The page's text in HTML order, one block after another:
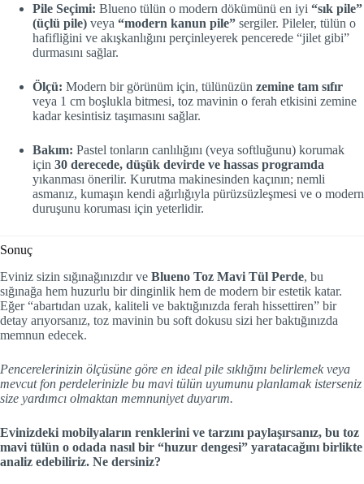
Pile Seçimi: Blueno tülün o modern dökümünü en iyi “sık pile”
(üçlü pile) veya “modern kanun pile” sergiler. Pileler, tülün o
hafifliğini ve akışkanlığını perçinleyerek pencerede “jilet gibi”
durmasını sağlar.
Ölçü: Modern bir görünüm için, tülünüzün zemine tam sıfır
veya 1 cm boşlukla bitmesi, toz mavinin o ferah etkisini zemine
kadar kesintisiz taşımasını sağlar.
Bakım: Pastel tonların canlılığını (veya softluğunu) korumak
için 30 derecede, düşük devirde ve hassas programda
yıkanması önerilir. Kurutma makinesinden kaçının; nemli
asmanız, kumaşın kendi ağırlığıyla pürüzsüzleşmesi ve o modern
duruşunu koruması için yeterlidir.
Sonuç
Eviniz sizin sığınağınızdır ve Blueno Toz Mavi Tül Perde, bu
sığınağa hem huzurlu bir dinginlik hem de modern bir estetik katar.
Eğer “abartıdan uzak, kaliteli ve baktığınızda ferah hissettiren” bir
detay arıyorsanız, toz mavinin bu soft dokusu sizi her baktığınızda
memnun edecek.
Pencerelerinizin ölçüsüne göre en ideal pile sıklığını belirlemek veya
mevcut fon perdelerinizle bu mavi tülün uyumunu planlamak isterseniz
size yardımcı olmaktan memnuniyet duyarım.
Evinizdeki mobilyaların renklerini ve tarzını paylaşırsanız, bu toz
mavi tülün o odada nasıl bir “huzur dengesi” yaratacağını birlikte
analiz edebiliriz. Ne dersiniz?